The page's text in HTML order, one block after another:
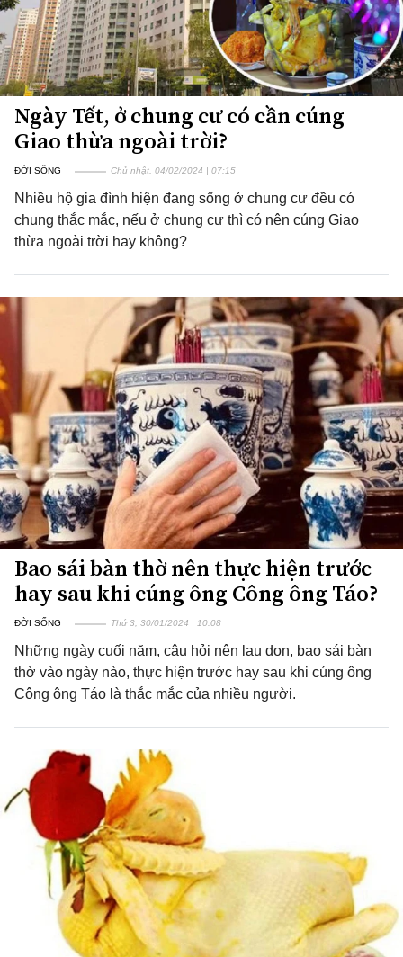
Ngày Tết, ở chung cư có cần cúng
Giao thừa ngoài trời?
ĐỜI SỐNG Chủ nhật, 04/02/2024 | 07:15
Nhiều hộ gia đình hiện đang sống ở chung cư đều có
chung thắc mắc, nếu ở chung cư thì có nên cúng Giao
thừa ngoài trời hay không?
Bao sái bàn thờ nên thực hiện trước
hay sau khi cúng ông Công ông Táo?
ĐỜI SỐNG Thứ 3, 30/01/2024 | 10:08
Những ngày cuối năm, câu hỏi nên lau dọn, bao sái bàn
thờ vào ngày nào, thực hiện trước hay sau khi cúng ông
Công ông Táo là thắc mắc của nhiều người.